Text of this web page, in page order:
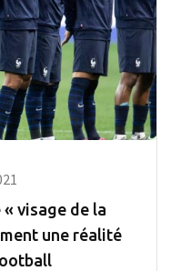
« visage de la
une réalité